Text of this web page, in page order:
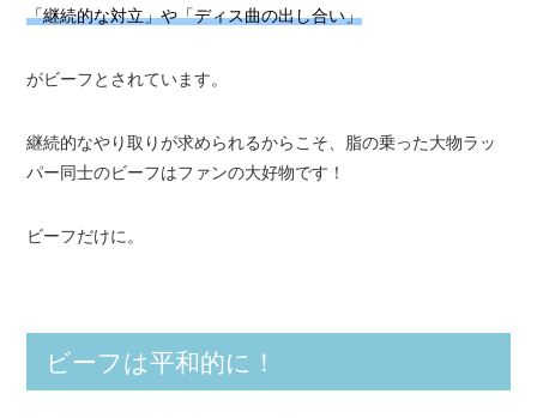
「継続的な対立」や「ディス曲の出し合い」
がビーフとされています。
継続的なやり取りが求められるからこそ、脂の乗った大物ラッ
パー同士のビーフはファンの大好物です！
ビーフだけに。
ビーフは平和的に！